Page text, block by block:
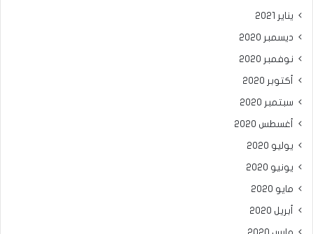
يناير 2021
ديسمبر 2020
نوفمبر 2020
أكتوبر 2020
سبتمبر 2020
أغسطس 2020
يوليو 2020
يونيو 2020
مايو 2020
أبريل 2020